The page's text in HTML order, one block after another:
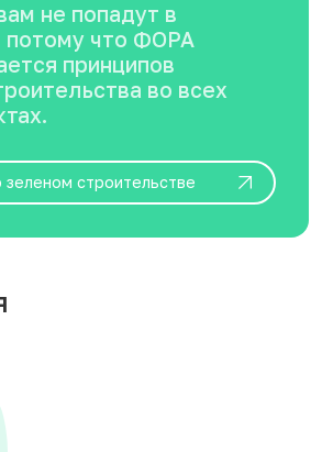
не попадут в
потому что ФОРА
принципов
во всех
строительстве